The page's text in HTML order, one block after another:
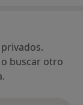
buscar otro